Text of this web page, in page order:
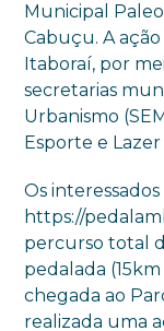
Municipal
Cabuçu. A
Itaboraí, por
secretarias
Urbanismo
Esporte e Lazer
Os
https://
percurso total
pedalada
chegada ao
realizada uma